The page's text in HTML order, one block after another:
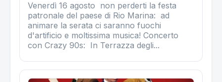
Venerdì 16 agosto non perderti la festa
patronale del paese di Rio Marina: ad
animare la serata ci saranno fuochi
d'artificio e moltissima musica! Concerto
con Crazy 90s: In Terrazza degli...